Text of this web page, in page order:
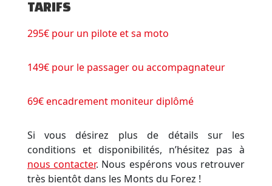
TARIFS
295€ pour un pilote et sa moto
149€ pour le passager ou accompagnateur
69€ encadrement moniteur diplômé
Si vous désirez plus de détails sur les
conditions et disponibilités, n’hésitez pas à
nous contacter. Nous espérons vous retrouver
très bientôt dans les Monts du Forez !